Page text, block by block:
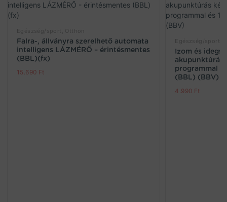
Falra-, állványra szerelhető automata
intelligens LÁZMÉRŐ – érintésmentes
(BBL)(fx)
15.690 Ft
Izom és
akupunktúrás
programmal
(BBL) (BBV)
4.990 Ft